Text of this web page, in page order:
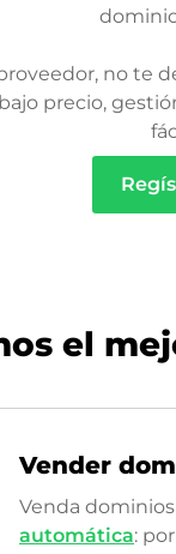
no te
precio,
el
Vender
Venda dominios
automática: